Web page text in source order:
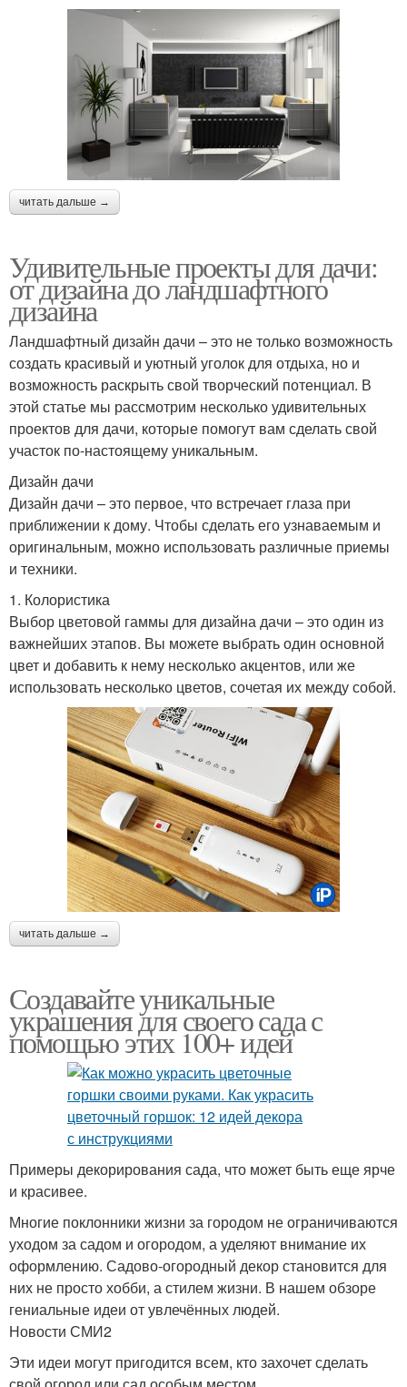
читать дальше →
Удивительные проекты для дачи:
от дизайна до ландшафтного
дизайна
Ландшафтный дизайн дачи – это не только возможность
создать красивый и уютный уголок для отдыха, но и
возможность раскрыть свой творческий потенциал. В
этой статье мы рассмотрим несколько удивительных
проектов для дачи, которые помогут вам сделать свой
участок по-настоящему уникальным.
Дизайн дачи
Дизайн дачи – это первое, что встречает глаза при
приближении к дому. Чтобы сделать его узнаваемым и
оригинальным, можно использовать различные приемы
и техники.
1. Колористика
Выбор цветовой гаммы для дизайна дачи – это один из
важнейших этапов. Вы можете выбрать один основной
цвет и добавить к нему несколько акцентов, или же
использовать несколько цветов, сочетая их между собой.
читать дальше →
Создавайте уникальные
украшения для своего сада с
помощью этих 100+ идей
Примеры декорирования сада, что может быть еще ярче
и красивее.
Многие поклонники жизни за городом не ограничиваются
уходом за садом и огородом, а уделяют внимание их
оформлению. Садово-огородный декор становится для
них не просто хобби, а стилем жизни. В нашем обзоре
гениальные идеи от увлечённых людей.
Новости СМИ2
Эти идеи могут пригодится всем, кто захочет сделать